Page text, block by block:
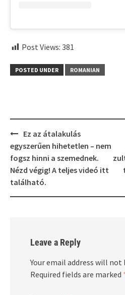
Post Views: 381
POSTED UNDER ROMANIAN
Post
navigation
Ez az átalakulás
egyszerűen hihetetlen – nem
fogsz hinni a szemednek.
Nézd végig! A teljes videó itt
található.
Leave a Reply
Your email address will not
Required fields are marked